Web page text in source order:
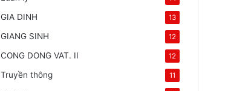
GIA DINH 13
GIANG SINH 12
CONG DONG VAT. II 12
Truyền thông 11